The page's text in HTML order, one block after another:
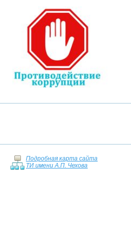
Подробная карта сайта
ТИ имени А.П. Чехова